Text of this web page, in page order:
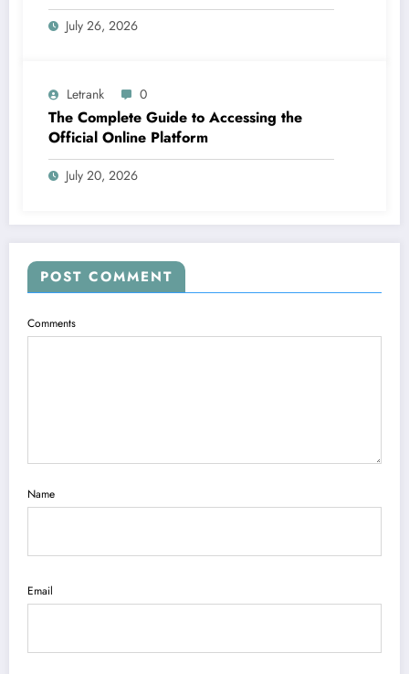
July 26, 2026
Letrank 0
The Complete Guide to Accessing the
Official Online Platform
July 20, 2026
POST COMMENT
Comments
Name
Email